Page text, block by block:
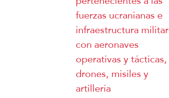
fuerzas ucranianas e
infraestructura militar
con aeronaves
operativas y tácticas,
drones, misiles y
artillería